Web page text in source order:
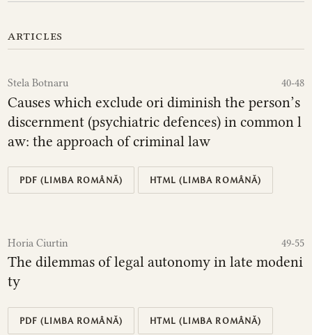
articles
Stela Botnaru 40-48
Causes which exclude ori diminish the person’s
discernment (psychiatric defences) in common l
aw: the approach of criminal law
PDF (LIMBA ROMÂNĂ) HTML (LIMBA ROMÂNĂ)
Horia Ciurtin 49-55
The dilemmas of legal autonomy in late modeni
ty
PDF (LIMBA ROMÂNĂ) HTML (LIMBA ROMÂNĂ)